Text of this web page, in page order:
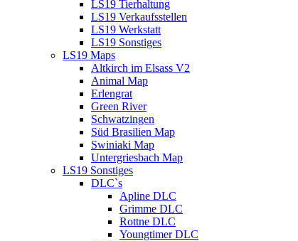
LS19 Tierhaltung
LS19 Verkaufsstellen
LS19 Werkstatt
LS19 Sonstiges
LS19 Maps
Altkirch im Elsass V2
Animal Map
Erlengrat
Green River
Schwatzingen
Süd Brasilien Map
Swiniaki Map
Untergriesbach Map
LS19 Sonstiges
DLC`s
Apline DLC
Grimme DLC
Rottne DLC
Youngtimer DLC